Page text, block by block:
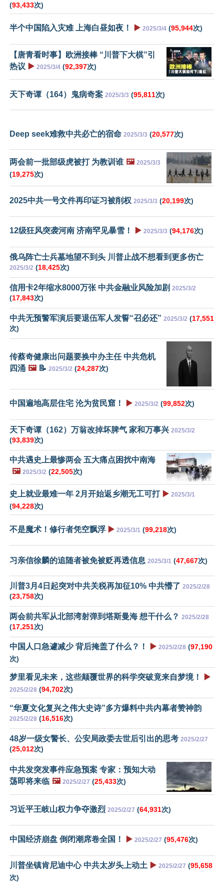
(93,433次)
半个中国陷入灾难 上海白昼如夜！ ▶️ 2025/3/4 (95,944次)
【唐青看时事】欧洲接棒 “川普下大棋”引
热议 ▶️ 2025/3/4 (92,397次)
天下奇谭（164）鬼病奇案 2025/3/3 (95,811次)
Deep seek难救中共必亡的宿命 2025/3/3 (20,577次)
两会前一批部级虎被打 为教训谁 🖼️ 2025/3/3
(19,275次)
2025中共一号文件再印证习被削权 2025/3/3 (20,199次)
12级狂风突袭河南 济南罕见暴雪！ ▶️ 2025/3/3 (94,176次)
俄乌阵亡士兵墓地望不到头 川普止战不想看到更多伤亡
2025/3/2 (18,425次)
信用卡2年缩水8000万张 中共金融业风险加剧 2025/3/2
(17,843次)
中共无预警军演后要退伍军人发誓“召必还” 2025/3/2 (17,551
次)
传蔡奇健康出问题要换中办主任 中共危机
四涌 🖼️📝 2025/3/2 (24,287次)
中国遍地高层住宅 沦为贫民窟！ ▶️ 2025/3/2 (99,852次)
天下奇谭（162）万翁改掉坏脾气 家和万事兴 2025/3/2
(93,839次)
中共遇史上最惨两会 五大痛点困扰中南海
🖼️ 2025/3/2 (22,505次)
史上就业最难一年 2月开始返乡潮无工可打 ▶️ 2025/3/1
(94,228次)
不是魔术！修行者凭空飘浮 ▶️ 2025/3/1 (99,218次)
习亲信徐麟的追随者被免被贬再透信息 2025/3/1 (47,667次)
川普3月4日起突对中共关税再加征10% 中共懵了 2025/2/28
(23,758次)
两会前共军从北部湾射弹到塔斯曼海 想干什么？ 2025/2/28
(17,251次)
中国人口急遽减少 背后掩盖了什么？！ ▶️ 2025/2/28 (97,190
次)
梦里看见未来，这些颠覆世界的科学突破竟来自梦境！ ▶️
2025/2/28 (94,702次)
“华夏文化复兴之伟大史诗”多方爆料中共内幕者赞神韵
2025/2/28 (16,516次)
48岁一级女警长、公安局政委去世后引出的思考 2025/2/27
(25,012次)
中共发突发事件应急预案 专家：预知大动
荡即将来临 🖼️ 2025/2/27 (25,433次)
习近平王岐山权力争夺激烈 2025/2/27 (64,931次)
中国经济崩盘 倒闭潮席卷全国！ ▶️ 2025/2/27 (95,476次)
川普坐镇肯尼迪中心 中共太岁头上动土 ▶️ 2025/2/27 (95,658
次)